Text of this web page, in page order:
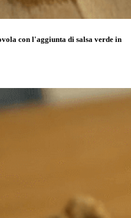
con l'aggiunta di salsa verde in